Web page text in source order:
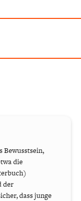
Bewusstsein,
die
der
dass junge